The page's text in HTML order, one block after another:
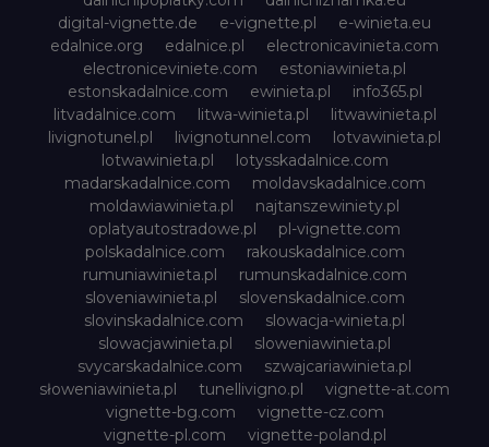
digital-vignette.de
e-vignette.pl
e-winieta.eu
edalnice.org
edalnice.pl
electronicavinieta.com
electroniceviniete.com
estoniawinieta.pl
estonskadalnice.com
ewinieta.pl
info365.pl
litvadalnice.com
litwa-winieta.pl
litwawinieta.pl
livignotunel.pl
livignotunnel.com
lotvawinieta.pl
lotwawinieta.pl
lotysskadalnice.com
madarskadalnice.com
moldavskadalnice.com
moldawiawinieta.pl
najtanszewiniety.pl
oplatyautostradowe.pl
pl-vignette.com
polskadalnice.com
rakouskadalnice.com
rumuniawinieta.pl
rumunskadalnice.com
sloveniawinieta.pl
slovenskadalnice.com
slovinskadalnice.com
slowacja-winieta.pl
slowacjawinieta.pl
sloweniawinieta.pl
svycarskadalnice.com
szwajcariawinieta.pl
słoweniawinieta.pl
tunellivigno.pl
vignette-at.com
vignette-bg.com
vignette-cz.com
vignette-pl.com
vignette-poland.pl